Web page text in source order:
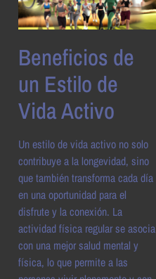
Beneficios de
un Estilo de
Vida Activo
Un estilo de vida activo no solo
contribuye a la longevidad, sino
que también transforma cada día
en una oportunidad para el
disfrute y la conexión. La
actividad física regular se asocia
con una mejor salud mental y
física, lo que permite a las